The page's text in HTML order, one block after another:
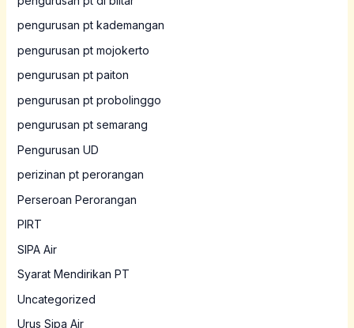
pengurusan pt kademangan
pengurusan pt mojokerto
pengurusan pt paiton
pengurusan pt probolinggo
pengurusan pt semarang
Pengurusan UD
perizinan pt perorangan
Perseroan Perorangan
PIRT
SIPA Air
Syarat Mendirikan PT
Uncategorized
Urus Sipa Air